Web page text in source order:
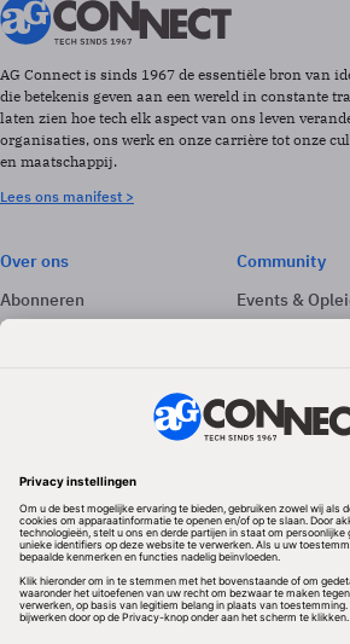
AG Connect is sinds 1967 de essentiële bron van
die betekenis geven aan een wereld in constante
laten zien hoe tech elk aspect van ons leven
organisaties, ons werk en onze carrière tot onze
en maatschappij.
Lees ons manifest >
Over ons
Abonneren
Adverteren
Community
Events &
Volg ons
Redactionele partner